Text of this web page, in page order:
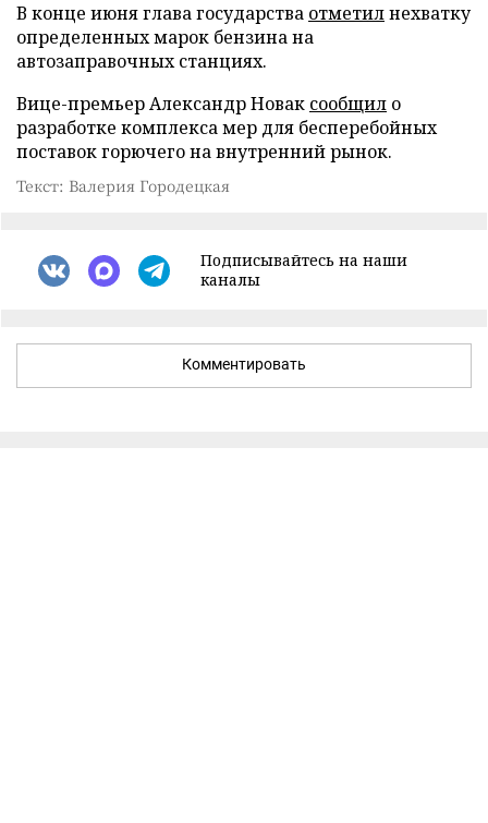
В конце июня глава государства отметилнехватку
определенных марок бензина на
автозаправочных станциях.
Вице-премьер Александр Новак сообщил о
разработке комплекса мер для бесперебойных
поставок горючего на внутренний рынок.
Текст: Валерия Городецкая
Подписывайтесь на наши
каналы
Комментировать